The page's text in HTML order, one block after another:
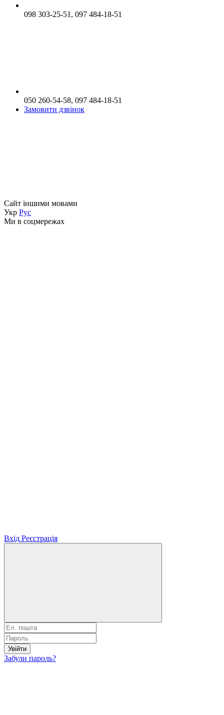
098 303-25-51, 097 484-18-51
050 260-54-58, 097 484-18-51
Замовити дзвінок
Сайт іншими мовами
Укр Рус
Ми в соцмережах
Вхід Реєстрація
Увійти
Забули пароль?